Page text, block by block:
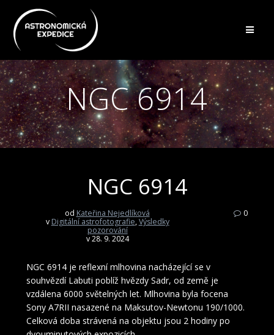
NGC 6914
NGC 6914
od Kateřina Nejedlíková
v Digitální astrofotografie,Výsledky
pozorování
v 28. 9. 2024
0
NGC 6914 je reflexní mlhovina nacházející se v
souhvězdí Labuti poblíž hvězdy Sadr, od země je
vzdálena 6000 světelných let. Mlhovina byla focena
Sony A7RII nasazené na Maksutov-Newtonu 190/1000.
Celková doba strávená na objektu jsou 2 hodiny po